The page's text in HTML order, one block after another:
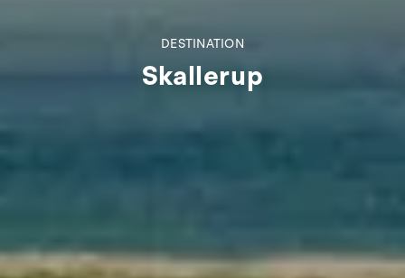
DESTINATION
Skallerup